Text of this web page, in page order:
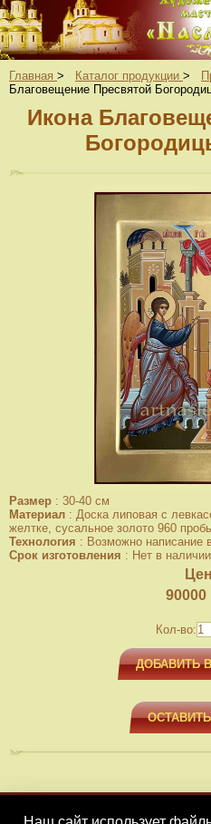
Главная > Каталог продукции >
Благовещение Пресвятой
Икона
Размер : 30-40 см
Материал : Доска липовая с
желтке, сусальное золото 960
Технология : Возможно написание
Срок изготовления : Нет в
90000
Кол-во:
ДОБАВИТЬ
МЕНЮ